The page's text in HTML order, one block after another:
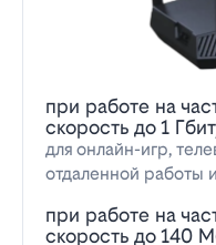
при работе на
скорость до 1
для онлайн-игр,
отдаленной работы
при работе на
скорость до 140